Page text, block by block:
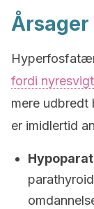
fordi
mere
er imidlertid